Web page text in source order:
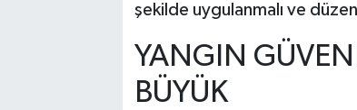
şekilde uygulanmalı ve
YANGIN
BÜYÜK